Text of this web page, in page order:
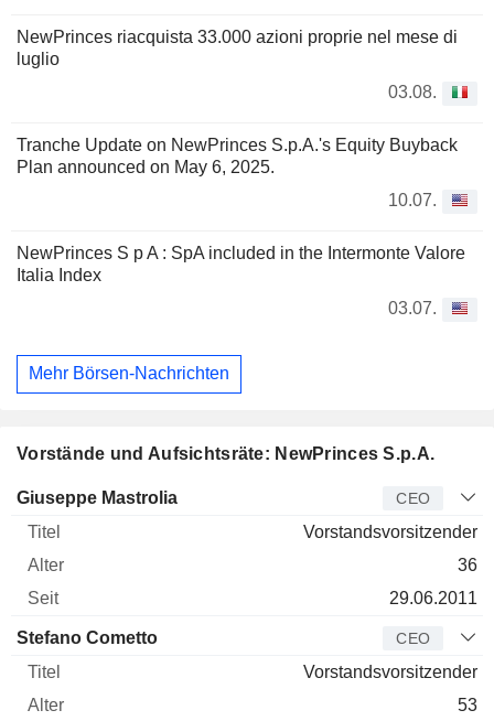
NewPrinces riacquista 33.000 azioni proprie nel mese di
luglio
03.08.
Tranche Update on NewPrinces S.p.A.'s Equity Buyback
Plan announced on May 6, 2025.
10.07.
NewPrinces S p A : SpA included in the Intermonte Valore
Italia Index
03.07.
Mehr Börsen-Nachrichten
Vorstände und Aufsichtsräte: NewPrinces S.p.A.
Manager Titel Alter
Giuseppe Mastrolia CEO
Vorstandsvorsitzender
36
29.06.2011
Stefano Cometto CEO
Vorstandsvorsitzender
53